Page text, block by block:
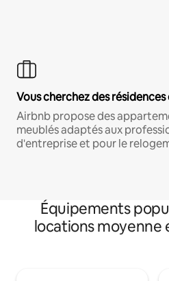
Vous cherchez des
Airbnb propose des
meublés adaptés aux
d'entreprise et pour le
Équipements
locations moyenne